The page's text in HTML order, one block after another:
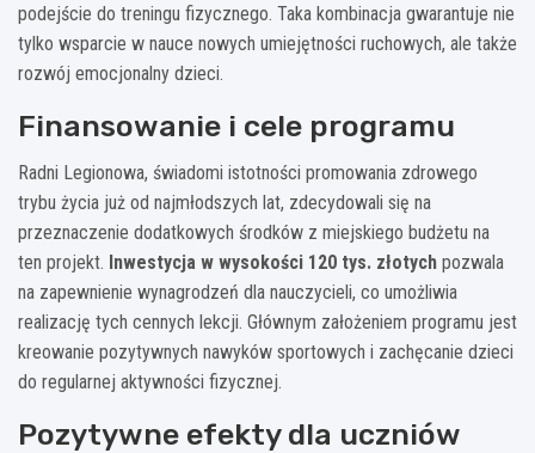
podejście do treningu fizycznego. Taka kombinacja gwarantuje nie
tylko wsparcie w nauce nowych umiejętności ruchowych, ale także
rozwój emocjonalny dzieci.
Finansowanie i cele programu
Radni Legionowa, świadomi istotności promowania zdrowego
trybu życia już od najmłodszych lat, zdecydowali się na
przeznaczenie dodatkowych środków z miejskiego budżetu na
ten projekt. Inwestycja w wysokości 120 tys. złotych pozwala
na zapewnienie wynagrodzeń dla nauczycieli, co umożliwia
realizację tych cennych lekcji. Głównym założeniem programu jest
kreowanie pozytywnych nawyków sportowych i zachęcanie dzieci
do regularnej aktywności fizycznej.
Pozytywne efekty dla uczniów